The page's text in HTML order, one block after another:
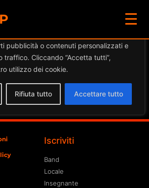
tua privacy
pubblicità o contenuti personalizzati e
traffico. Cliccando “Accetta tutti”,
utilizzo dei cookie.
Rifiuta tutto Accettare tutto
☰
Notte Bianca
risultato è stato trovato per
Iscriviti
Band
Locale
Insegnante